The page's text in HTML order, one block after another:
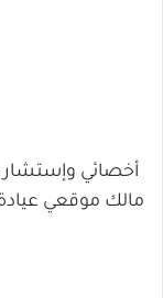
أخصائي
مالك موقعي